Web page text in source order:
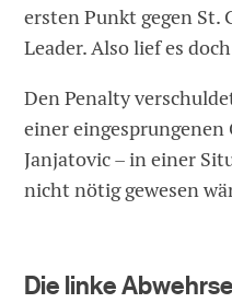
ersten Punkt gegen St.
Leader. Also lief es
Den Penalty
einer eingesprungenen
Janjatovic – in einer
nicht nötig gewesen
Die linke